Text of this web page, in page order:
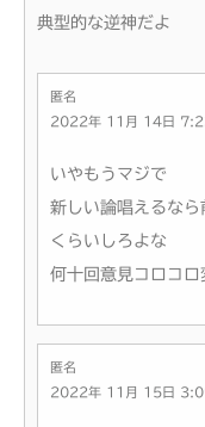
典型的な逆神だよ
匿名
2022年 11月 14日
いやもうマジで
新しい論唱えるなら
くらいしろよな
何十回意見コロコロ
匿名
2022年 11月 15日